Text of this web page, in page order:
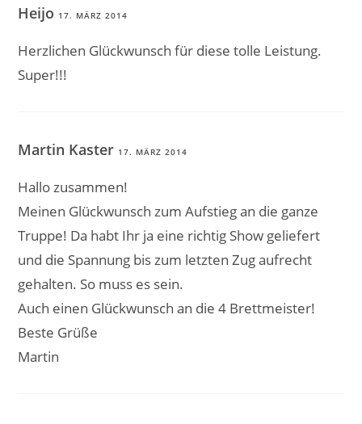
Heijo 17. MÄRZ 2014
Herzlichen Glückwunsch für diese tolle Leistung.
Super!!!
Martin Kaster 17. MÄRZ 2014
Hallo zusammen!
Meinen Glückwunsch zum Aufstieg an die ganze
Truppe! Da habt Ihr ja eine richtig Show geliefert
und die Spannung bis zum letzten Zug aufrecht
gehalten. So muss es sein.
Auch einen Glückwunsch an die 4 Brettmeister!
Beste Grüße
Martin